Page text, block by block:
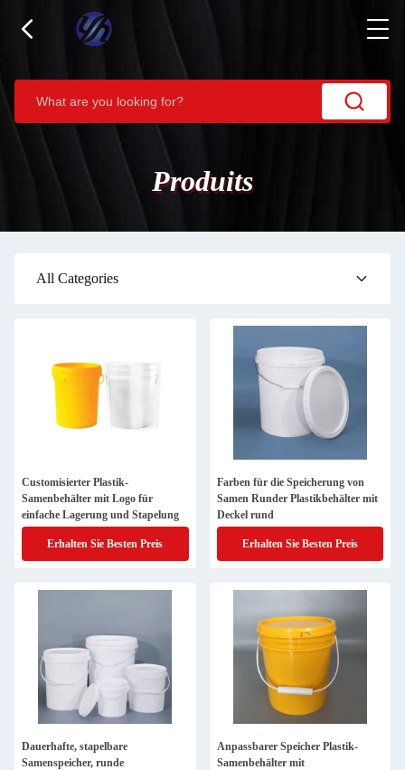
Produits
All Categories
Customisierter Plastik-
Samenbehälter mit Logo für
einfache Lagerung und Stapelung
Erhalten Sie Besten Preis
Farben für die Speicherung von
Samen Runder Plastikbehälter mit
Deckel rund
Erhalten Sie Besten Preis
Dauerhafte, stapelbare
Samenspeicher, runde
Anpassbarer Speicher Plastik-
Samenbehälter mit